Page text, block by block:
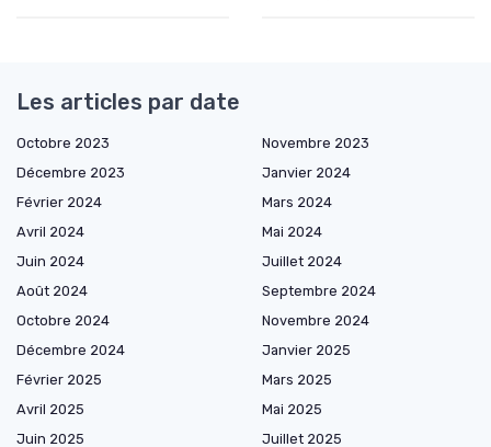
Les articles par date
Octobre 2023
Novembre 2023
Décembre 2023
Janvier 2024
Février 2024
Mars 2024
Avril 2024
Mai 2024
Juin 2024
Juillet 2024
Août 2024
Septembre 2024
Octobre 2024
Novembre 2024
Décembre 2024
Janvier 2025
Février 2025
Mars 2025
Avril 2025
Mai 2025
Juin 2025
Juillet 2025